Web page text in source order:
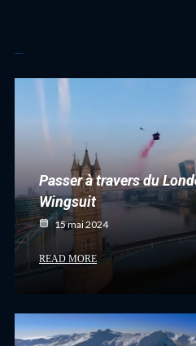
Passer à travers du
Wingsuit
15 mai 2024
READ MORE